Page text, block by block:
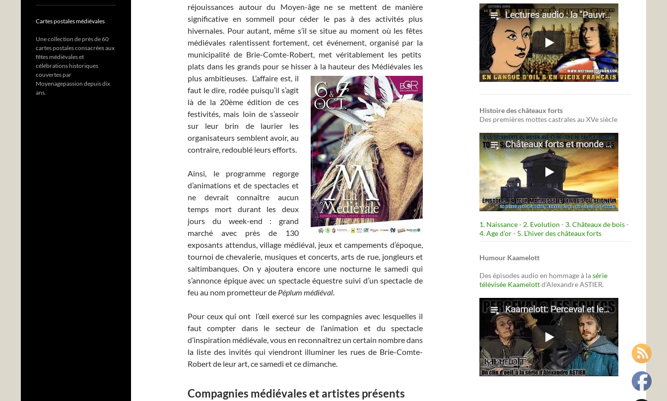
réjouissances autour du Moyen-âge ne se mettent de manière
significative en sommeil pour céder le pas à des activités plus
hivernales. Pour autant, même s’il se situe au moment où les fêtes
médiévales ralentissent fortement, cet événement, organisé par la
municipalité de Brie-Comte-Robert, met véritablement les petits
plats dans les grands pour se hisser à la hauteur des Médiévales les
plus ambitieuses. L’affaire est, il
faut le dire, rodée puisqu’il s’agit
là de la 20ème édition de ces
festivités, mais loin de s’asseoir
sur leur brin de laurier les
organisateurs semblent avoir, au
contraire, redoublé leurs efforts.
Ainsi, le programme regorge
d’animations et de spectacles et
ne devrait connaître aucun
temps mort durant les deux
jours du week-end : grand
marché avec près de 130
exposants attendus, village médiéval, jeux et campements d’époque,
tournoi de chevalerie, musiques et concerts, arts de rue, jongleurs et
saltimbanques. On y ajoutera encore une nocturne le samedi qui
s’annonce épique avec un spectacle équestre suivi d’un spectacle de
feu au nom prometteur de Péplum médiéval.
Pour ceux qui ont l’œil exercé sur les compagnies avec lesquelles il
faut compter dans le secteur de l’animation et du spectacle
d’inspiration médiévale, vous en reconnaîtrez un certain nombre dans
la liste des invités qui viendront illuminer les rues de Brie-Comte-
Robert de leur art, ce samedi et ce dimanche.
Compagnies médiévales et artistes présents
Histoire des châteaux forts
Des premières mottes castrales au XVe siècle
1. Naissance- 2. Evolution - 3. Châteaux de bois-
4. Age d’or- 5. L’hiver des châteaux forts
Humour Kaamelott
Des épisodes audio en hommage à lasérie
télévisée Kaamelottd'Alexandre ASTIER.
Cartes postales médiévales
Une collection de près de 60
cartes postales consacrées aux
fêtes médiévales et
célébrations historiques
couvertes par
Moyenagepassion depuis dix
ans.